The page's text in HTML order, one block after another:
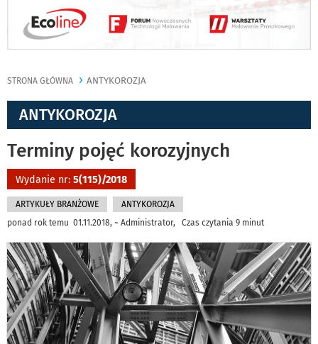
STRONA GŁÓWNA ANTYKOROZJA
ANTYKOROZJA
Terminy pojęć korozyjnych
Wydanie nr: 5(115)/2018
ARTYKUŁY BRANŻOWE
ANTYKOROZJA
ponad rok temu 01.11.2018, ~ Administrator, Czas czytania 9 minut